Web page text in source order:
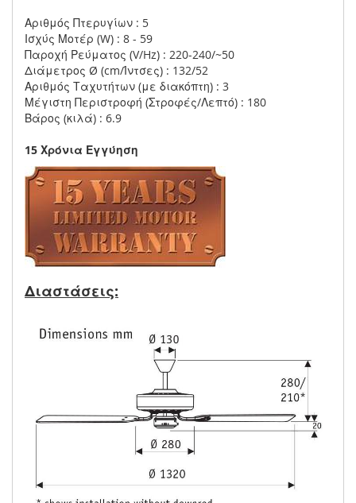
Αριθμός Πτερυγίων : 5
Ισχύς Μοτέρ (W) : 8 - 59
Παροχή Ρεύματος (V/Hz) : 220-240/~50
Διάμετρος Ø (cm/Ίντσες) : 132/52
Αριθμός Ταχυτήτων (με διακόπτη) : 3
Μέγιστη Περιστροφή (Στροφές/Λεπτό) : 180
Βάρος (κιλά) : 6.9
15 Χρόνια Εγγύηση
Διαστάσεις: